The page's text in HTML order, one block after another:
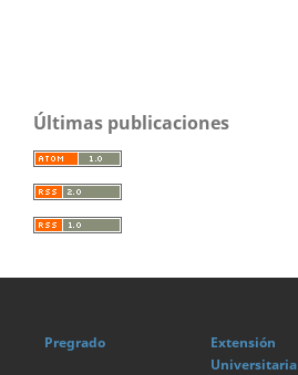
Últimas publicaciones
Pregrado
Extensión
Universitaria